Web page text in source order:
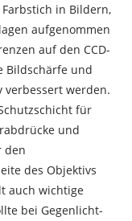
in Bildern,
aufgenommen
auf den CCD-
Bildschärfe und
werden.
für
und
den
des Objektivs
auch wichtige
bei Gegenlicht-